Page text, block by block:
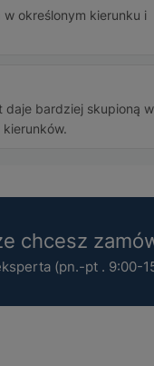
w określonym kierunku i
daje bardziej skupioną
chcesz
(pn.-pt . 9:00-